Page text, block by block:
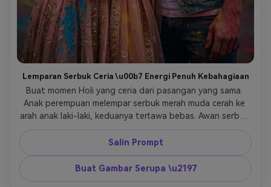
Lemparan Serbuk Ceria \u00b7 Energi Penuh Kebahagiaan
Buat momen Holi yang ceria dari pasangan yang sama.
Anak perempuan melempar serbuk merah muda cerah ke
arah anak laki-laki, keduanya tertawa bebas. Awan serbuk
membeku di udara. Latar belakang jalan festival yang
cerah, dekorasi berwarna-warni. Ekspresi alami, gerakan
realistis, fotografi sinematik, ultra-HD 4K.
Salin Prompt
Buat Gambar Serupa \u2197